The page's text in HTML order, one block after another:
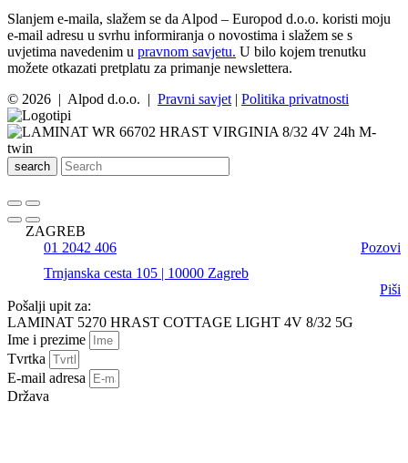
Slanjem e-maila, slažem se da Alpod – Europod d.o.o. koristi moju
e-mail adresu u svrhu informiranja o novostima i slažem se s
uvjetima navedenim u pravnom savjetu. U bilo kojem trenutku
možete otkazati pretplatu za primanje newslettera.
© 2026 | Alpod d.o.o. | Pravni savjet | Politika privatnosti
search
ZAGREB
01 2042 406
Pozovi
Trnjanska cesta 105 | 10000 Zagreb
Piši
Pošalji upit za:
LAMINAT 5270 HRAST COTTAGE LIGHT 4V 8/32 5G
Ime i prezime
Tvrtka
E-mail adresa
Država